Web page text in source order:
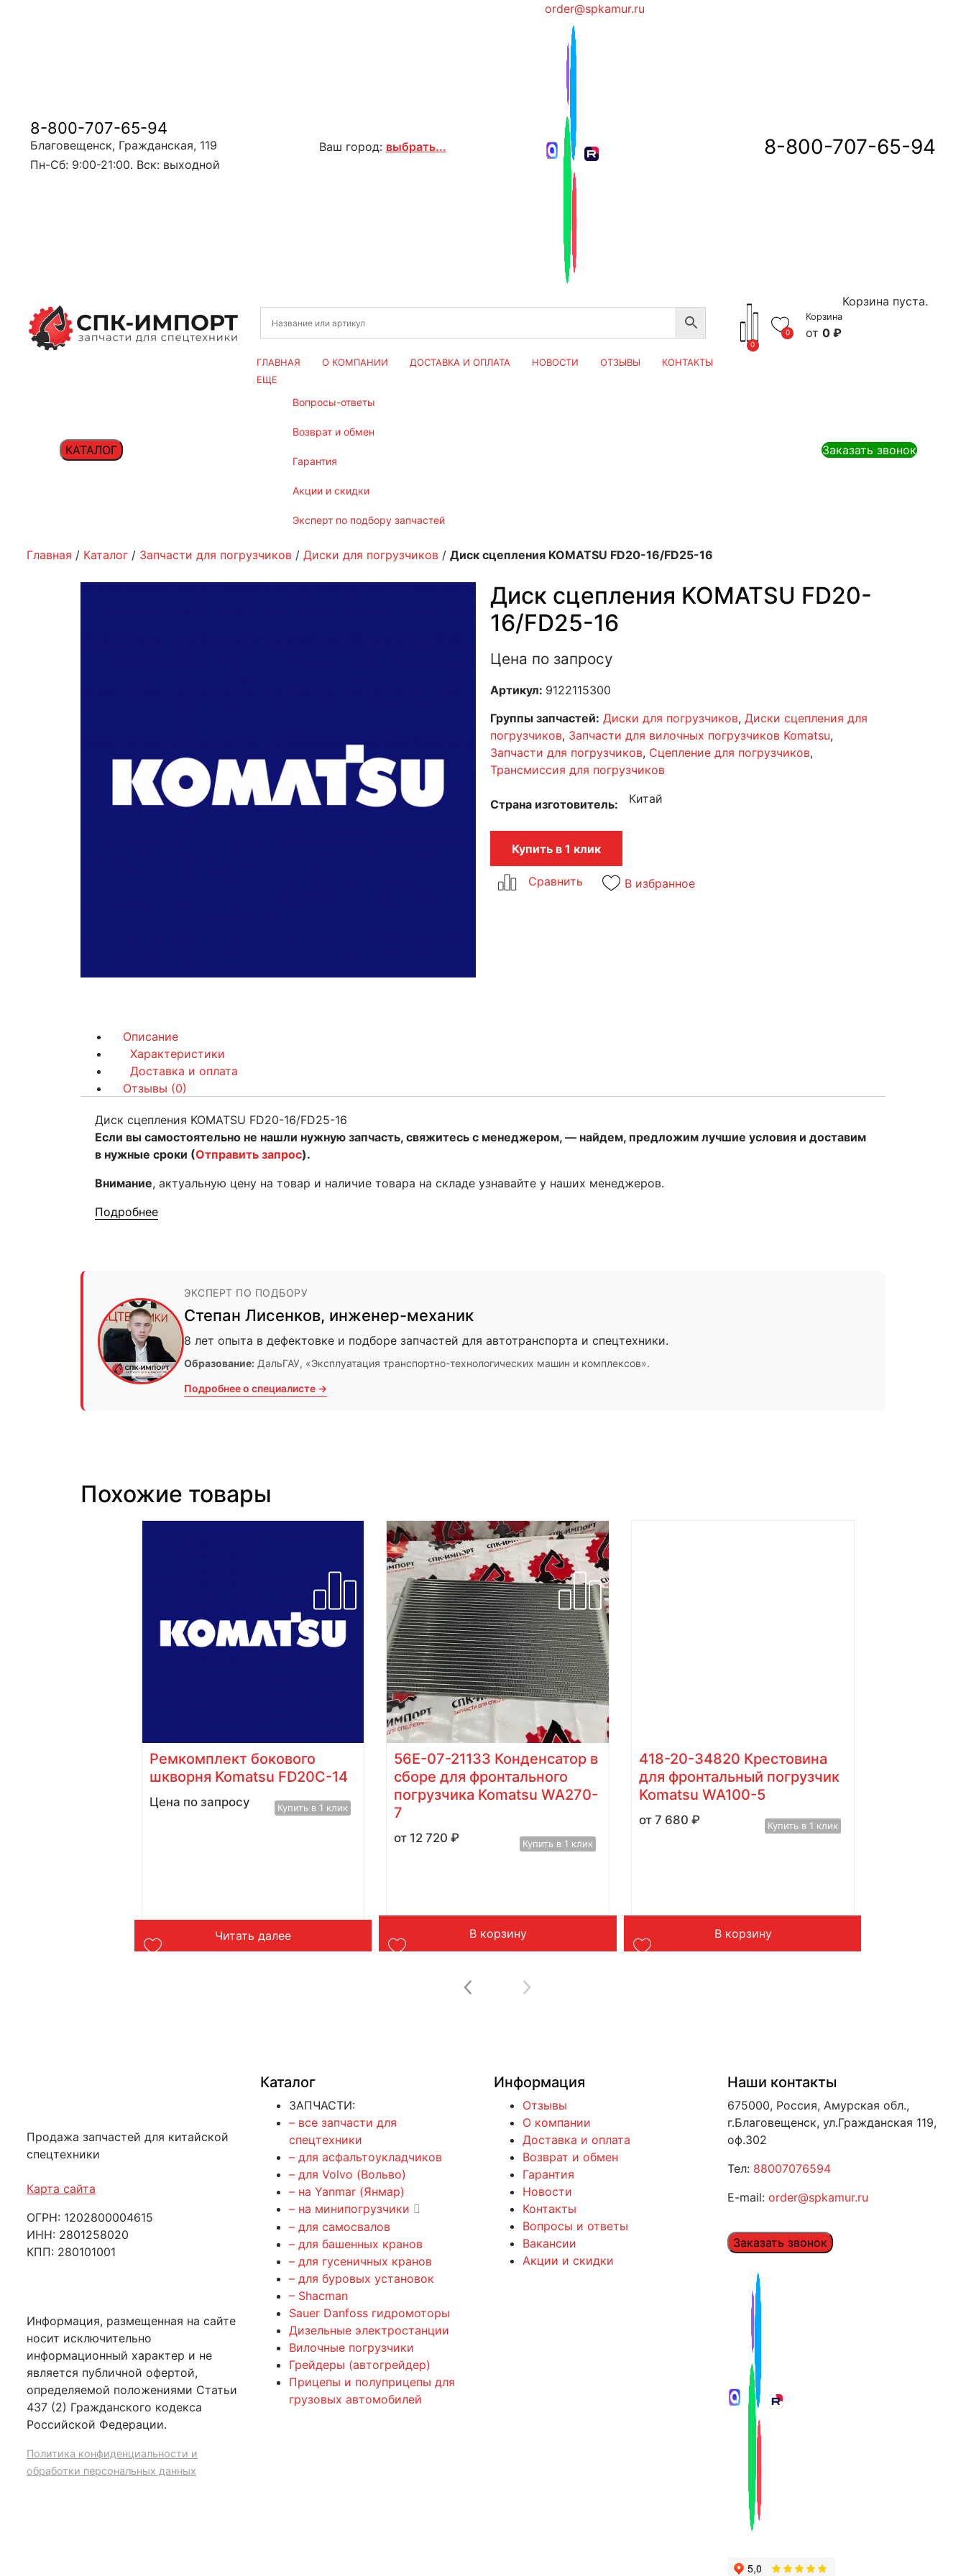
8-800-707-65-94
Благовещенск, Гражданская, 119
Пн-Сб: 9:00-21:00. Вск: выходной
Ваш город: выбрать...
order@spkamur.ru
8-800-707-65-94
0
0
Корзина
0 ₽
Корзина пуста.
КАТАЛОГ
ГЛАВНАЯ О КОМПАНИИ ДОСТАВКА И ОПЛАТА НОВОСТИ ОТЗЫВЫ
КОНТАКТЫ
ЕЩЕ
вопросы-ответы
возврат и обмен
гарантия
акции и скидки
эксперт по подбору запчастей
Заказать звонок
Главная / Каталог / Запчасти для погрузчиков / Диски для погрузчиков / Диск сцепления KOMATSU FD20-16/FD25-16
Диск сцепления KOMATSU FD20-
16/FD25-16
Цена по запросу
Артикул: 9122115300
Группы запчастей: Диски для погрузчиков, Диски сцепления для
погрузчиков, Запчасти для вилочных погрузчиков Komatsu,
Запчасти для погрузчиков, Сцепление для погрузчиков,
Трансмиссия для погрузчиков
Страна изготовитель Китай
Купить в 1 клик
В избранное
Описание
Характеристики
Доставка и оплата
Отзывы (0)
Диск сцепления KOMATSU FD20-16/FD25-16
Если вы самостоятельно не нашли нужную запчасть, свяжитесь с менеджером, — найдем, предложим лучшие условия и доставим
в нужные сроки (Отправить запрос).
Внимание, актуальную цену на товар и наличие товара на складе узнавайте у наших менеджеров.
Подробнее
ЭКСПЕРТ ПО ПОДБОРУ
Степан Лисенков, инженер-механик
8 лет опыта в дефектовке и подборе запчастей для автотранспорта и спецтехники.
Образование: ДальГАУ, «Эксплуатация транспортно-технологических машин и комплексов».
Подробнее о специалисте →
Похожие товары
Ремкомплект бокового
шкворня Komatsu FD20C-14
Цена по запросу Купить в 1 клик
Читать далее
56E-07-21133 Конденсатор в
сборе для фронтального
погрузчика Komatsu WA270-
7
12 720₽ Купить в 1 клик
В корзину
418-20-34820 Крестовина
для фронтальный погрузчик
Komatsu WA100-5
7 680₽ Купить в 1 клик
В корзину
Продажа запчастей для китайской
спецтехники
Карта сайта
ОГРН: 1202800004615
ИНН: 2801258020
КПП: 280101001
Информация, размещенная на сайте
носит исключительно
информационный характер и не
является публичной офертой,
определяемой положениями Статьи
437 (2) Гражданского кодекса
Российской Федерации.
Политика конфиденциальности и
обработки персональных данных
Каталог
ЗАПЧАСТИ:
– все запчасти для
спецтехники
– для асфальтоукладчиков
– для Volvo (Вольво)
– на Yanmar (Янмар)
– на минипогрузчики
– для самосвалов
– для башенных кранов
– для гусеничных кранов
– для буровых установок
– Shacman
Sauer Danfoss гидромоторы
Дизельные электростанции
Вилочные погрузчики
Грейдеры (автогрейдер)
Прицепы и полуприцепы для
грузовых автомобилей
Информация
Отзывы
О компании
Доставка и оплата
Возврат и обмен
Гарантия
Новости
Контакты
Вопросы и ответы
Вакансии
Акции и скидки
Наши контакты
675000, Россия, Амурская обл.,
г.Благовещенск, ул.Гражданская 119,
оф.302
Тел: 88007076594
E-mail: order@spkamur.ru
Заказать звонок